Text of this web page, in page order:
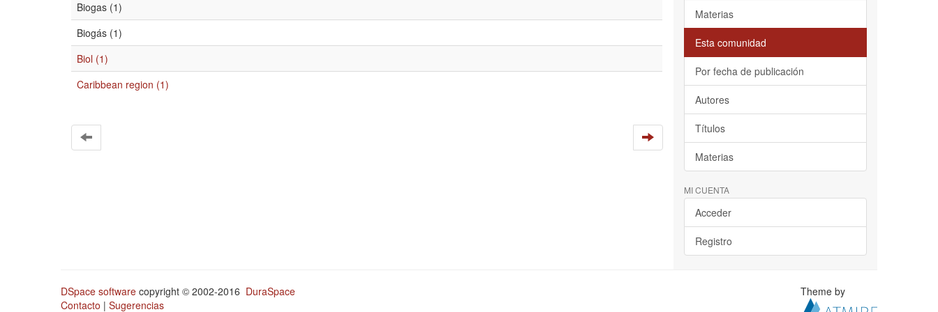
Biogas (1)
Biogás (1)
Biol (1)
Caribbean region (1)
Materias
Esta comunidad
Por fecha de publicación
Autores
Títulos
Materias
MI CUENTA
Acceder
Registro
DSpace software copyright © 2002-2016 DuraSpace
Contacto | Sugerencias
Theme by